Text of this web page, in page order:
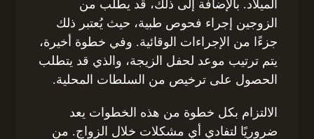
الميلاد. بالإضافة إلى ذلك، قد يطلب من
الزوجين إجراء فحوص طبية، حيث يُعتبر ذلك
جزءًا من الإجراءات الوقائية. وفي خطوة أخيرة،
يتم ترتيب موعد لحفل الزيجة، والذي قد يتطلب
الحصول على ترخيص من السلطات المحلية.
الالتزام بكل خطوة من هذه الخطوات يعد
ضروريًا لتفادي أي مشكلات خلال الزواج. من